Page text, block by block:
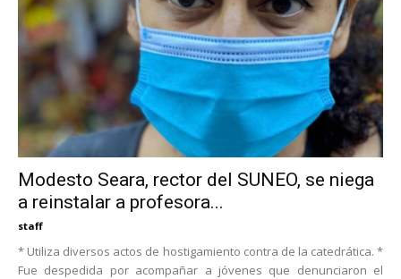
Modesto Seara, rector del SUNEO, se niega
a reinstalar a profesora...
staff
* Utiliza diversos actos de hostigamiento contra de la catedrática. *
Fue despedida por acompañar a jóvenes que denunciaron el